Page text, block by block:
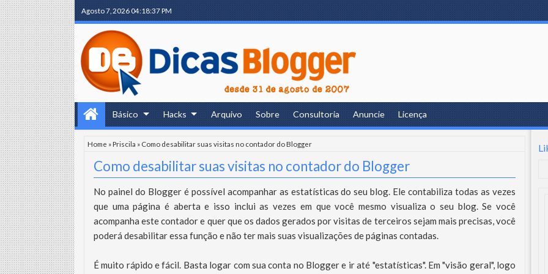
Agosto 7, 202604:18:38 PM
Básico Hacks Arquivo Sobre Consultoria Anuncie Licença
Home »Priscila » Como desabilitar suas visitas no contador do Blogger
Como desabilitar suas visitas no contador do Blogger
No painel do Blogger é possível acompanhar as estatísticas do seu blog. Ele contabiliza todas as vezes
que uma página é aberta e isso inclui as vezes em que você mesmo visualiza o seu blog. Se você
acompanha este contador e quer que os dados gerados por visitas de terceiros sejam mais precisas, você
poderá desabilitar essa função e não ter mais suas visualizações de páginas contadas.
É muito rápido e fácil. Basta logar com sua conta no Blogger e ir até "estatísticas". Em "visão geral", logo